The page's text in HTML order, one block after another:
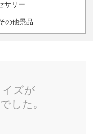
サリー
の他景品